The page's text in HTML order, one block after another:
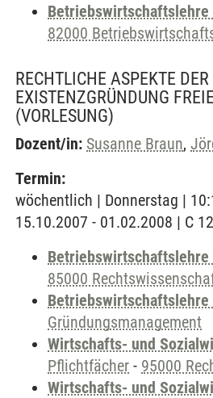
Betriebswirtschaftslehre
82000
RECHTLICHE ASPEKTE DER
EXISTENZGRÜNDUNG
(VORLESUNG)
Dozent/in: Susanne Braun,
Termin:
wöchentlich | Donnerstag |
15.10.2007 - 01.02.2008 | C
Betriebswirtschaftslehre
85000
Betriebswirtschaftslehre
Gründungsmanagement
Wirtschafts- und
Pflichtfächer - 95000
Wirtschafts- und